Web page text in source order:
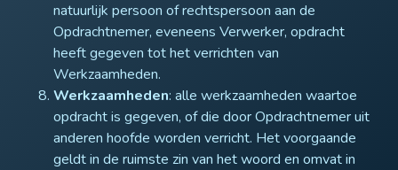
natuurlijk persoon of rechtspersoon aan de
Opdrachtnemer, eveneens Verwerker, opdracht
heeft gegeven tot het verrichten van
Werkzaamheden.
Werkzaamheden: alle werkzaamheden waartoe
opdracht is gegeven, of die door Opdrachtnemer uit
anderen hoofde worden verricht. Het voorgaande
geldt in de ruimste zin van het woord en omvat in